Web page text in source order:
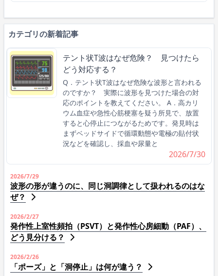
カテゴリの新着記事
テント状T波はなぜ危険？ 見つけたら
どう対応する？
Q．テント状T波はなぜ危険な波形と言われる
のですか？ 実際に波形を見つけた場合の対
応のポイントを教えてください。 A．高カリ
ウム血症や急性心筋梗塞を疑う所見で、放置
すると心停止につながるためです。発見時は
まずベッドサイドで循環動態や電極の貼付状
況などを確認し、採血や尿量と
2026/7/30
2026/7/29
波形の形が違うのに、同じ洞調律として扱われるのはな
ぜ？
2026/2/27
発作性上室性頻拍（PSVT）と発作性心房細動（PAF）、
どう見分ける？
2026/2/26
「ポーズ」と「洞停止」は何が違う？